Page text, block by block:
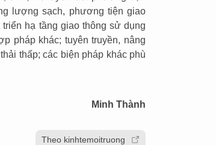
lượng sạch, phương tiện giao
hạ tầng giao thông sử dụng
pháp khác; tuyên truyền, nâng
thấp; các biện pháp khác phù
Minh Thành
Theo kinhtemoitruong